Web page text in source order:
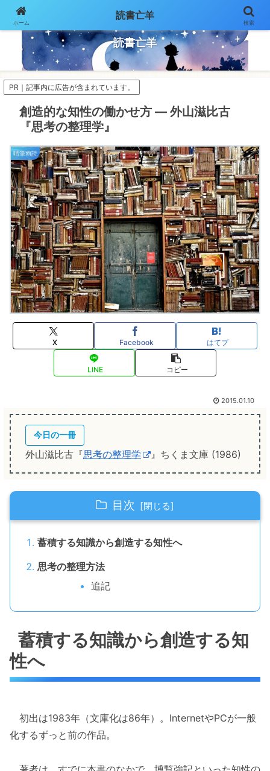
読書亡羊
PR｜記事内に広告が含まれています。
創造的な知性の働かせ方 ― 外山滋比古
『思考の整理学』
晴筆雨読
X Facebook はてブ
LINE コピー
2015.01.10
今日の一冊
外山滋比古『思考の整理学 』ちくま文庫 (1986)
目次
蓄積する知識から創造する知性へ
思考の整理方法
追記
蓄積する知識から創造する知
性へ
初出は1983年（文庫化は86年）。InternetやPCが一般
化するずっと前の作品。
ホーム
読書亡羊
検索